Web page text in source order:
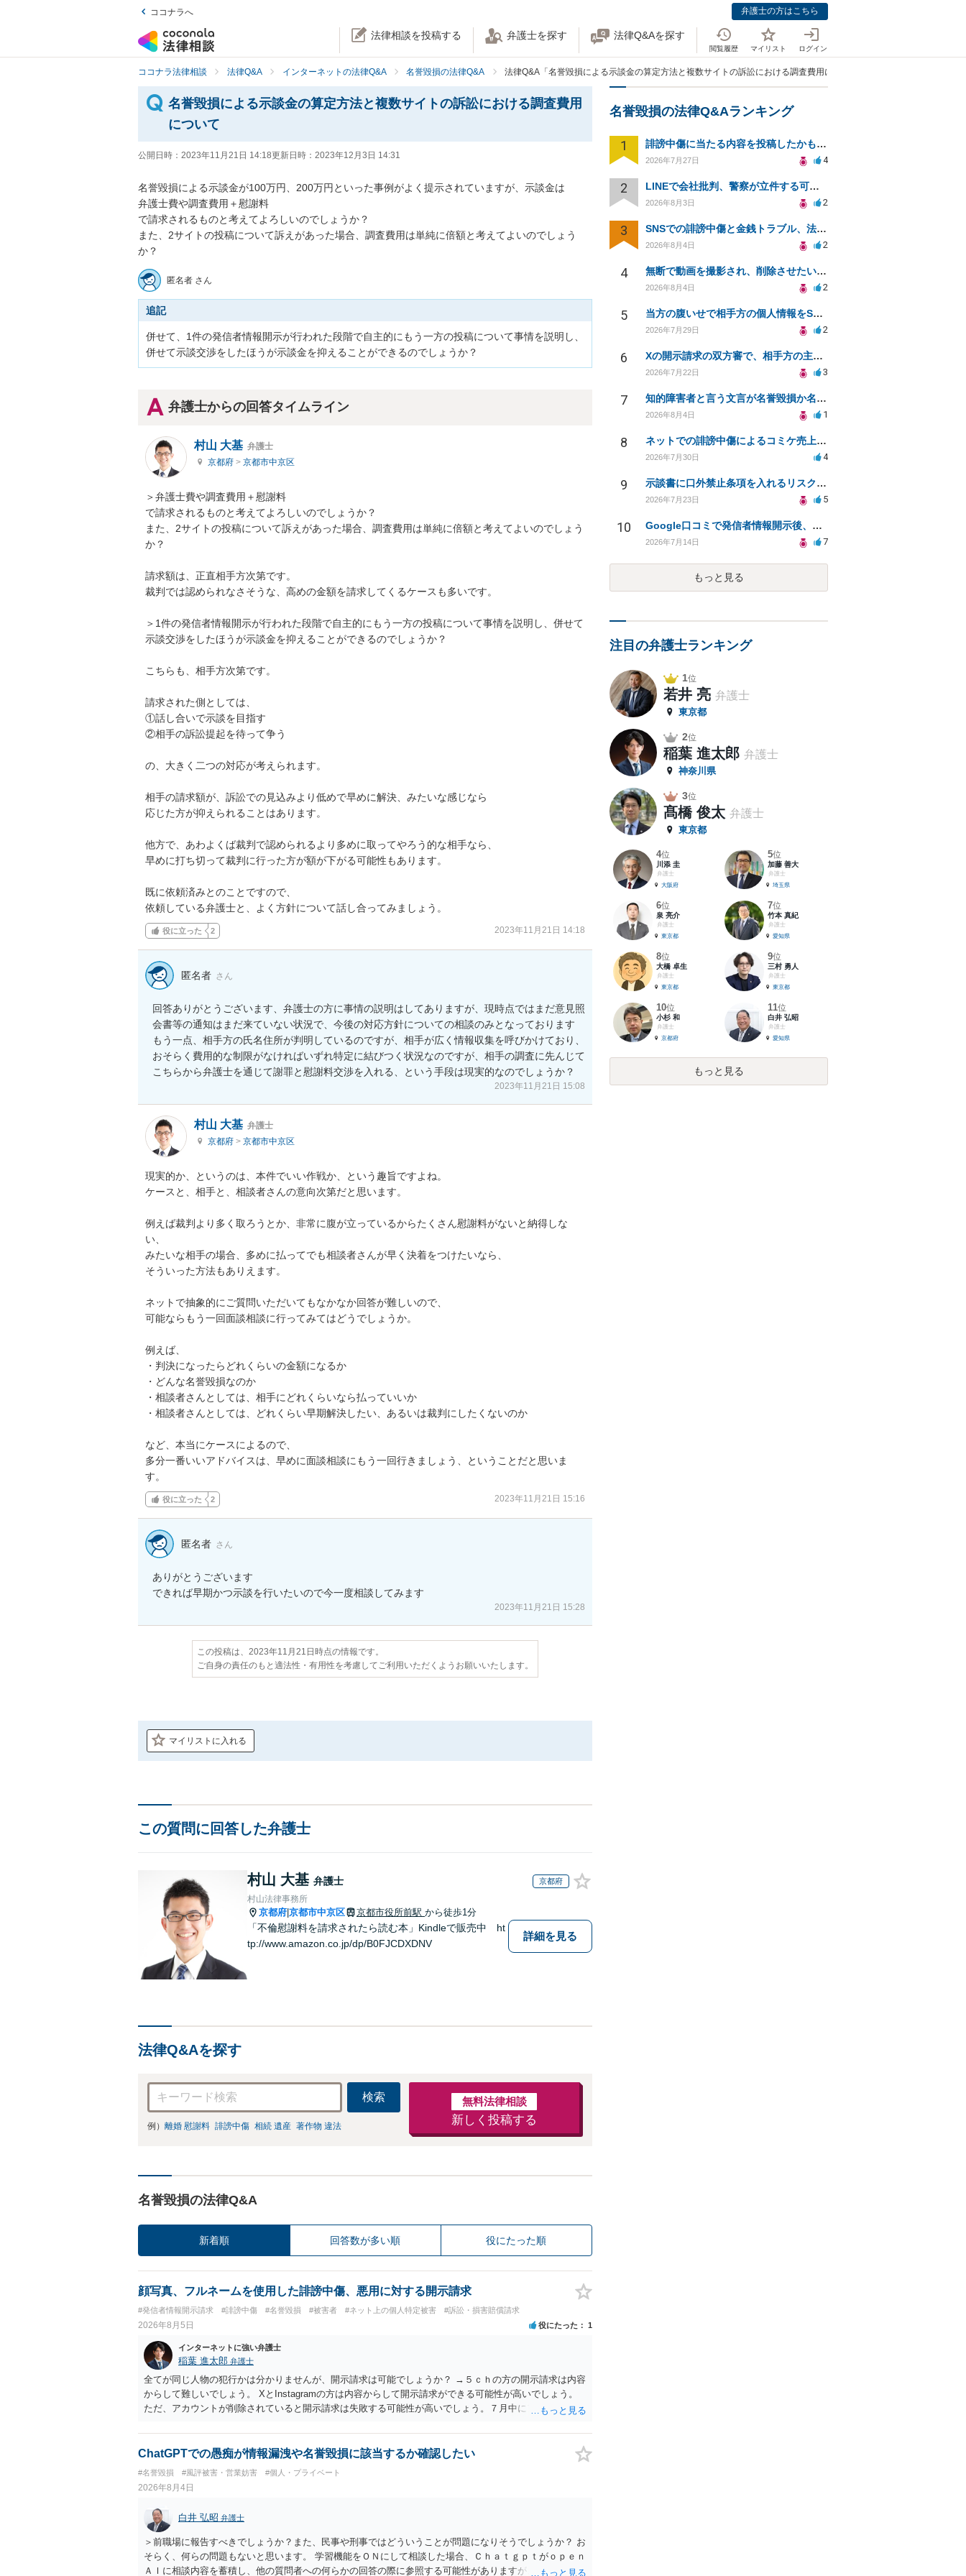
ココナラへ 弁護士の方はこちら
法律相談を投稿する 弁護士を探す 法律Q&Aを探す
閲覧履歴 マイリスト ログイン
ココナラ法律相談 法律Q&A インターネットの法律Q&A 名誉毀損の法律Q&A 法律Q&A「名誉毀損による示談金の算定方法と複数サイトの訴訟における調査費用について」
名誉毀損による示談金の算定方法と複数サイトの訴訟における調査費用
について
公開日時： 2023年11月21日 14:18更新日時： 2023年12月3日 14:31
名誉毀損による示談金が100万円、200万円といった事例がよく提示されていますが、示談金は
弁護士費や調査費用＋慰謝料
で請求されるものと考えてよろしいのでしょうか？
また、2サイトの投稿について訴えがあった場合、調査費用は単純に倍額と考えてよいのでしょう
か？
匿名者 さん
追記
併せて、1件の発信者情報開示が行われた段階で自主的にもう一方の投稿について事情を説明し、
併せて示談交渉をしたほうが示談金を抑えることができるのでしょうか？
弁護士からの回答タイムライン
村山 大基 弁護士
京都府 > 京都市中京区
＞弁護士費や調査費用＋慰謝料
で請求されるものと考えてよろしいのでしょうか？
また、2サイトの投稿について訴えがあった場合、調査費用は単純に倍額と考えてよいのでしょう
か？
請求額は、正直相手方次第です。
裁判では認められなさそうな、高めの金額を請求してくるケースも多いです。
＞1件の発信者情報開示が行われた段階で自主的にもう一方の投稿について事情を説明し、併せて
示談交渉をしたほうが示談金を抑えることができるのでしょうか？
こちらも、相手方次第です。
請求された側としては、
①話し合いで示談を目指す
②相手の訴訟提起を待って争う
の、大きく二つの対応が考えられます。
相手の請求額が、訴訟での見込みより低めで早めに解決、みたいな感じなら
応じた方が抑えられることはあります。
他方で、あわよくば裁判で認められるより多めに取ってやろう的な相手なら、
早めに打ち切って裁判に行った方が額が下がる可能性もあります。
既に依頼済みとのことですので、
依頼している弁護士と、よく方針について話し合ってみましょう。
役に立った 2 2023年11月21日 14:18
匿名者 さん
回答ありがとうございます、弁護士の方に事情の説明はしてありますが、現時点ではまだ意見照
会書等の通知はまだ来ていない状況で、今後の対応方針についての相談のみとなっております
もう一点、相手方の氏名住所が判明しているのですが、相手が広く情報収集を呼びかけており、
おそらく費用的な制限がなければいずれ特定に結びつく状況なのですが、相手の調査に先んじて
こちらから弁護士を通じて謝罪と慰謝料交渉を入れる、という手段は現実的なのでしょうか？
2023年11月21日 15:08
村山 大基 弁護士
京都府 > 京都市中京区
現実的か、というのは、本件でいい作戦か、という趣旨ですよね。
ケースと、相手と、相談者さんの意向次第だと思います。
例えば裁判より多く取ろうとか、非常に腹が立っているからたくさん慰謝料がないと納得しな
い、
みたいな相手の場合、多めに払ってでも相談者さんが早く決着をつけたいなら、
そういった方法もありえます。
ネットで抽象的にご質問いただいてもなかなか回答が難しいので、
可能ならもう一回面談相談に行ってみてはどうでしょうか。
例えば、
・判決になったらどれくらいの金額になるか
・どんな名誉毀損なのか
・相談者さんとしては、相手にどれくらいなら払っていいか
・相談者さんとしては、どれくらい早期解決したい、あるいは裁判にしたくないのか
など、本当にケースによるので、
多分一番いいアドバイスは、早めに面談相談にもう一回行きましょう、ということだと思いま
す。
役に立った 2 2023年11月21日 15:16
匿名者 さん
ありがとうございます
できれば早期かつ示談を行いたいので今一度相談してみます
2023年11月21日 15:28
この投稿は、2023年11月21日時点の情報です。
ご自身の責任のもと適法性・有用性を考慮してご利用いただくようお願いいたします。
マイリストに入れる
この質問に回答した弁護士
村山 大基 弁護士 京都府
村山法律事務所
京都府 京都市中京区 京都市役所前駅 から徒歩1分
「不倫慰謝料を請求されたら読む本」Kindleで販売中 ht
tp://www.amazon.co.jp/dp/B0FJCDXDNV
詳細を見る
法律Q&Aを探す
検索
例） 離婚 慰謝料 誹謗中傷 相続 遺産 著作物 違法
無料法律相談
新しく投稿する
名誉毀損の法律Q&A
新着順 回答数が多い順 役にたった順
顔写真、フルネームを使用した誹謗中傷、悪用に対する開示請求
#発信者情報開示請求 #誹謗中傷 #名誉毀損 #被害者 #ネット上の個人特定被害 #訴訟・損害賠償請求
2026年8月5日 役にたった 1
インターネットに強い弁護士
稲葉 進太郎 弁護士
全てが同じ人物の犯行かは分かりませんが、開示請求は可能でしょうか？ →５ｃｈの方の開示請求は内容
からして難しいでしょう。 XとInstagramの方は内容からして開示請求ができる可能性が高いでしょう。
ただ、アカウントが削除されていると開示請求は失敗する可能性が高いでしょう。７月中にアカウントが
相手に全ての弁護士費用を負担させることは可能でしょうか？ →訴訟外の交渉で相手方が認めれば負担さ
せることができるでしょう。訴訟で判決となった場合は、実際の弁護士費用が認められる場合と認められ
ChatGPTでの愚痴が情報漏洩や名誉毀損に該当するか確認したい
#名誉毀損 #風評被害・営業妨害 #個人・プライベート
2026年8月4日
白井 弘昭 弁護士
＞前職場に報告すべきでしょうか？また、民事や刑事ではどういうことが問題になりそうでしょうか？ お
そらく、何らの問題もないと思います。 学習機能をＯＮにして相談した場合、Ｃｈａｔｇｐｔがｏｐｅｎ
ＡＩに相談内容を蓄積し、他の質問者への何らかの回答の際に参照する可能性がありますが、個人名や会
名誉毀損の法律Q&Aランキング
1 誹謗中傷に当たる内容を投稿したかもしれない。開示請求や民事刑事裁判に発展しうるのか教えて欲しい。
2026年7月27日 4
2 LINEで会社批判、警察が立件する可能性は？
2026年8月3日 2
3 SNSでの誹謗中傷と金銭トラブル、法的対応の相談
2026年8月4日 2
4 無断で動画を撮影され、削除させたいが連絡が返ってこない。
2026年8月4日 2
5 当方の腹いせで相手方の個人情報をSNSで晒してしまい名誉毀損させてしまったかもしれない
2026年7月29日 2
6 Xの開示請求の双方審で、相手方の主張が口頭ばかりで把握しきれません
2026年7月22日 3
7 知的障害者と言う文言が名誉毀損か名誉感情の侵害になるか教えてほしい。
2026年8月4日 1
8 ネットでの誹謗中傷によるコミケ売上減少、損害賠償は可能か？
2026年7月30日 4
9 示談書に口外禁止条項を入れるリスクはありますか？
2026年7月23日 5
10 Google口コミで発信者情報開示後、損害賠償請求を受けています。示談について相談です。
2026年7月14日 7
もっと見る
注目の弁護士ランキング
1位
若井 亮 弁護士
東京都
2位
稲葉 進太郎 弁護士
神奈川県
3位
髙橋 俊太 弁護士
東京都
4位
川添 圭
弁護士
大阪府
5位
加藤 善大
弁護士
埼玉県
6位
泉 亮介
弁護士
東京都
7位
竹本 真紀
弁護士
愛知県
8位
大橋 卓生
弁護士
東京都
9位
三村 勇人
弁護士
東京都
10位
小杉 和
弁護士
京都府
11位
白井 弘昭
弁護士
愛知県
もっと見る